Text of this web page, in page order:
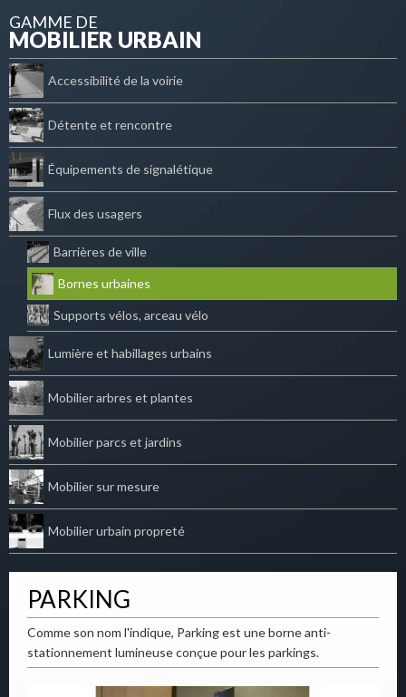
GAMME DE
MOBILIER URBAIN
Accessibilité de la voirie
Détente et rencontre
Équipements de signalétique
Flux des usagers
Barrières de ville
Bornes urbaines
Supports vélos, arceau vélo
Lumière et habillages urbains
Mobilier arbres et plantes
Mobilier parcs et jardins
Mobilier sur mesure
Mobilier urbain propreté
PARKING
Comme son nom l'indique, Parking est une borne anti-
stationnement lumineuse conçue pour les parkings.